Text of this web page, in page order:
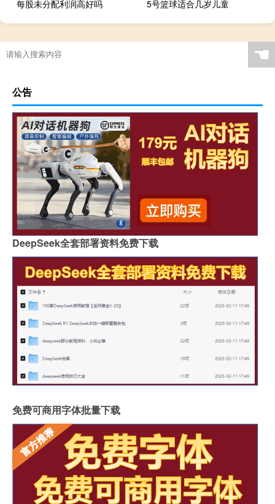
每股未分配利润高好吗 5号篮球适合几岁儿童
☚
公告
DeepSeek全套部署资料免费下载
免费可商用字体批量下载